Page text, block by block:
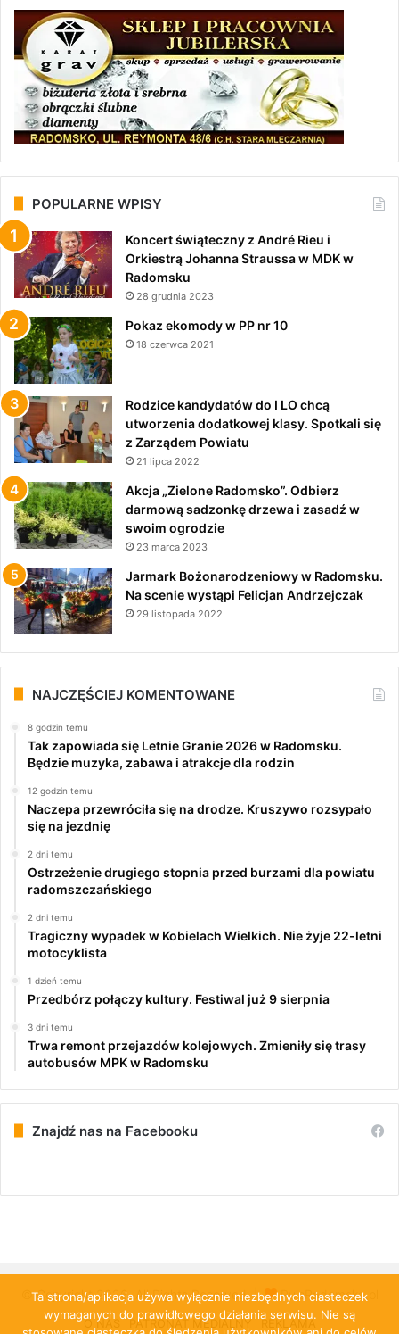
POPULARNE WPISY
Koncert świąteczny z André Rieu i
Orkiestrą Johanna Straussa w MDK w
Radomsku
28 grudnia 2023
Pokaz ekomody w PP nr 10
18 czerwca 2021
Rodzice kandydatów do I LO chcą
utworzenia dodatkowej klasy. Spotkali się
z Zarządem Powiatu
21 lipca 2022
Akcja „Zielone Radomsko”. Odbierz
darmową sadzonkę drzewa i zasadź w
swoim ogrodzie
23 marca 2023
Jarmark Bożonarodzeniowy w Radomsku.
Na scenie wystąpi Felicjan Andrzejczak
29 listopada 2022
NAJCZĘŚCIEJ KOMENTOWANE
8 godzin temu
Tak zapowiada się Letnie Granie 2026 w Radomsku.
Będzie muzyka, zabawa i atrakcje dla rodzin
12 godzin temu
Naczepa przewróciła się na drodze. Kruszywo rozsypało
się na jezdnię
2 dni temu
Ostrzeżenie drugiego stopnia przed burzami dla powiatu
radomszczańskiego
2 dni temu
Tragiczny wypadek w Kobielach Wielkich. Nie żyje 22-letni
motocyklista
1 dzień temu
Przedbórz połączy kultury. Festiwal już 9 sierpnia
3 dni temu
Trwa remont przejazdów kolejowych. Zmieniły się trasy
autobusów MPK w Radomsku
Znajdź nas na Facebooku
© Copyright 2026, All Rights Reserved | PulsRadomska.pl
O NAS PATRONAT MEDIALNY REKLAMA
Ta strona/aplikacja używa wyłącznie niezbędnych ciasteczek
wymaganych do prawidłowego działania serwisu. Nie są